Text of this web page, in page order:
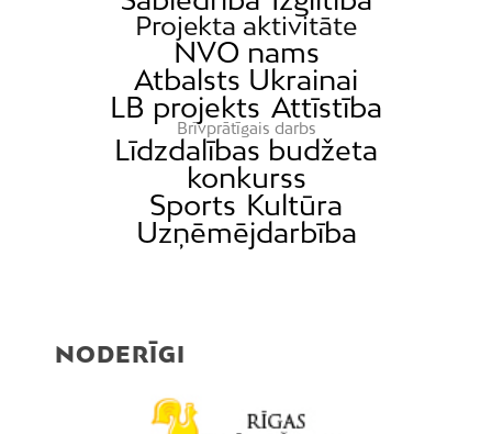
Projekta aktivitāte
NVO nams
Atbalsts Ukrainai
LB projekts Attīstība
Brīvprātīgais darbs
Līdzdalības budžeta
konkurss
Sports Kultūra
Uzņēmējdarbība
NODERĪGI